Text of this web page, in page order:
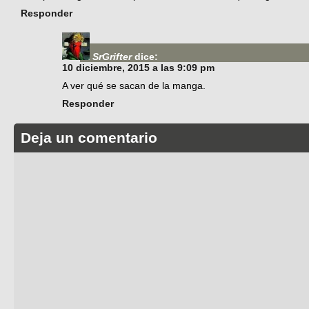
Responder
SrGrifter dice:
10 diciembre, 2015 a las 9:09 pm
A ver qué se sacan de la manga.
Responder
Deja un comentario